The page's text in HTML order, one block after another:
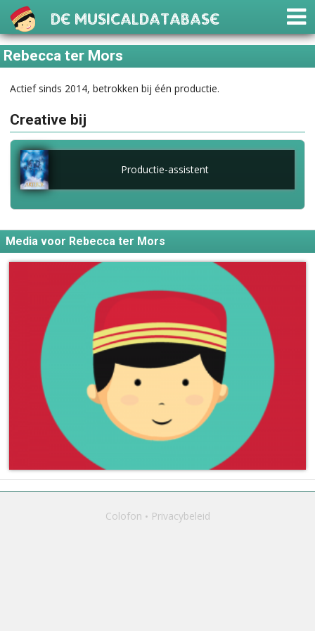
De Musicaldatabase
Rebecca ter Mors
Actief sinds 2014, betrokken bij één productie.
Creative bij
Productie-assistent
Media voor Rebecca ter Mors
Colofon Privacybeleid